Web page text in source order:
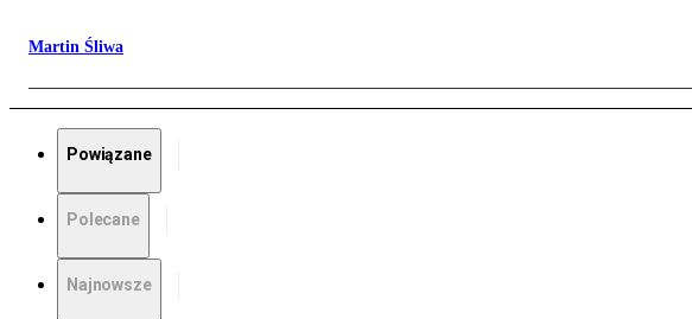
Martin Śliwa
Powiązane
Polecane
Najnowsze